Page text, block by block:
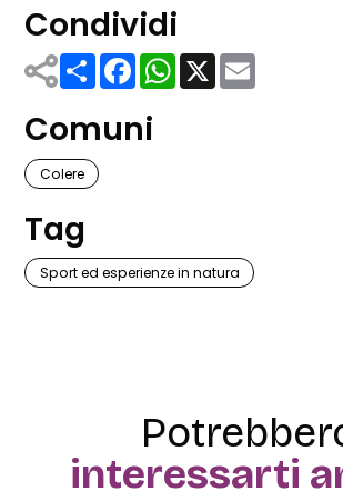
Condividi
ShareFacebook
WhatsApp
X
Comuni
Colere
Tag
Sport ed esperienze in natura
interessarti